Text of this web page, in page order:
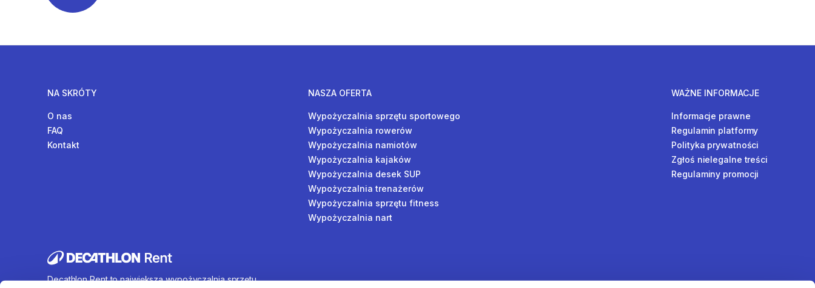
NA SKRÓTY
O nas
FAQ
Kontakt
NASZA OFERTA
Wypożyczalnia sprzętu sportowego
Wypożyczalnia rowerów
Wypożyczalnia namiotów
Wypożyczalnia kajaków
Wypożyczalnia desek SUP
Wypożyczalnia trenażerów
Wypożyczalnia sprzętu fitness
Wypożyczalnia nart
WAŻNE INFORMACJE
Informacje prawne
Regulamin platformy
Polityka prywatności
Zgłoś nielegalne treści
Regulaminy promocji
Decathlon Rent to największa wypożyczalnia sprzętu